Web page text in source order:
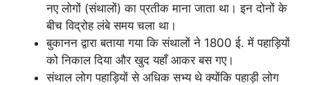
नए लोगों (संथालों) का प्रतीक माना जाता था। इन दोनों के
बीच विद्रोह लंबे समय चला था।
बुकानन द्वारा बताया गया कि संथालों ने 1800 ई. में पहाड़ियों
को निकाल दिया और खुद यहाँ आकर बस गए।
संथाल लोग पहाड़ियों से अधिक सभ्य थे क्योंकि पहाड़ी लोग